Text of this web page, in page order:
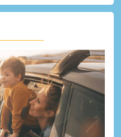
ponudama naših
eLinka